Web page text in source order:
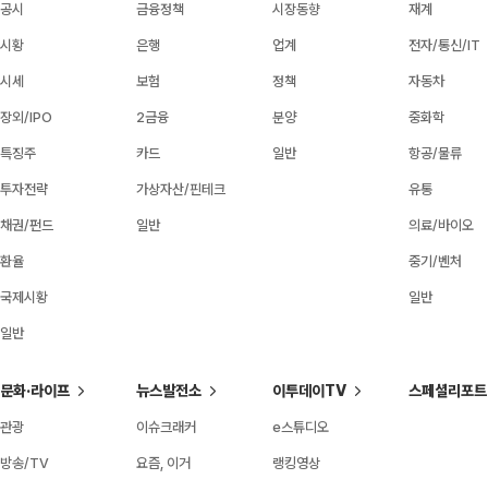
공시
시황
시세
장외/IPO
특징주
투자전략
채권/펀드
환율
국제시황
일반
금융정책
은행
보험
2금융
카드
가상자산/핀테크
일반
시장동향
업계
정책
분양
일반
재계
전자/통신/IT
자동차
중화학
항공/물류
유통
의료/바이오
중기/벤처
일반
문화·라이프
관광
방송/TV
뉴스발전소
이슈크래커
요즘, 이거
이투데이TV
e스튜디오
랭킹영상
스페셜리포트